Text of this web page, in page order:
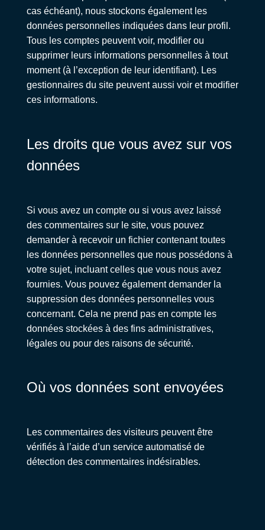
cas échéant), nous stockons également les
données personnelles indiquées dans leur profil.
Tous les comptes peuvent voir, modifier ou
supprimer leurs informations personnelles à tout
moment (à l’exception de leur identifiant). Les
gestionnaires du site peuvent aussi voir et modifier
ces informations.
Les droits que vous avez sur vos
données
Si vous avez un compte ou si vous avez laissé
des commentaires sur le site, vous pouvez
demander à recevoir un fichier contenant toutes
les données personnelles que nous possédons à
votre sujet, incluant celles que vous nous avez
fournies. Vous pouvez également demander la
suppression des données personnelles vous
concernant. Cela ne prend pas en compte les
données stockées à des fins administratives,
légales ou pour des raisons de sécurité.
Où vos données sont envoyées
Les commentaires des visiteurs peuvent être
vérifiés à l’aide d’un service automatisé de
détection des commentaires indésirables.